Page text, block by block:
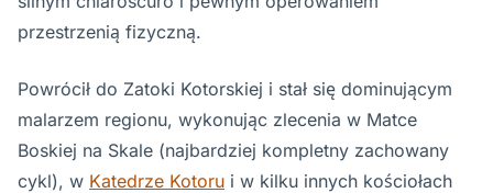
przestrzenią fizyczną.
Powrócił do Zatoki Kotorskiej i stał się dominującym
malarzem regionu, wykonując zlecenia w Matce
Boskiej na Skale (najbardziej kompletny zachowany
cykl), w Katedrze Kotoru i w kilku innych kościołach